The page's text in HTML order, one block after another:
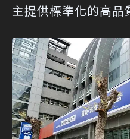
主提供標準化的高品